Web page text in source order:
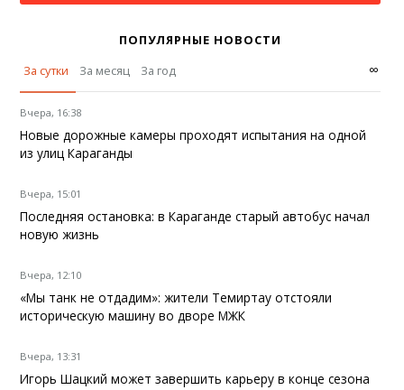
ПОПУЛЯРНЫЕ НОВОСТИ
За сутки
За месяц За год ∞
Вчера, 16:38
Новые дорожные камеры проходят испытания на одной
из улиц Караганды
Вчера, 15:01
Последняя остановка: в Караганде старый автобус начал
новую жизнь
Вчера, 12:10
«Мы танк не отдадим»: жители Темиртау отстояли
историческую машину во дворе МЖК
Вчера, 13:31
Игорь Шацкий может завершить карьеру в конце сезона